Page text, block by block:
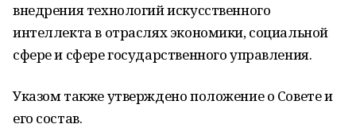
внедрения технологий искусственного
интеллекта в отраслях экономики, социальной
сфере и сфере государственного управления.
Указом также утверждено положение о Совете и
его состав.